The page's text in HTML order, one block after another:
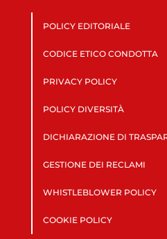
POLICY EDITORIALE
CODICE ETICO CONDOTTA
PRIVACY POLICY
POLICY DIVERSITÀ
DICHIARAZIONE DI
GESTIONE DEI RECLAMI
WHISTLEBLOWER POLICY
COOKIE POLICY